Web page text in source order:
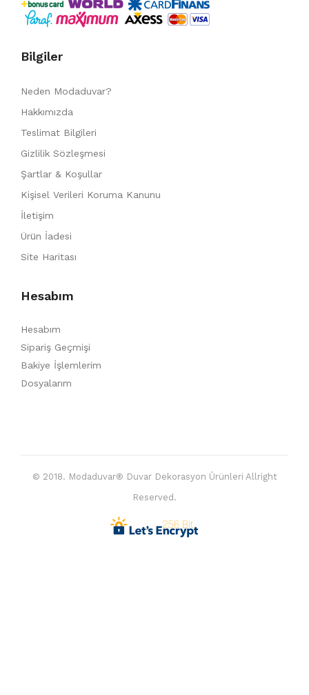
Bilgiler
Neden Modaduvar?
Hakkımızda
Teslimat Bilgileri
Gizlilik Sözleşmesi
Şartlar & Koşullar
Kişisel Verileri Koruma Kanunu
İletişim
Ürün İadesi
Site Haritası
Hesabım
Hesabım
Sipariş Geçmişi
Bakiye İşlemlerim
Dosyalarım
© 2018. Modaduvar® Duvar Dekorasyon Ürünleri Allright
Reserved.